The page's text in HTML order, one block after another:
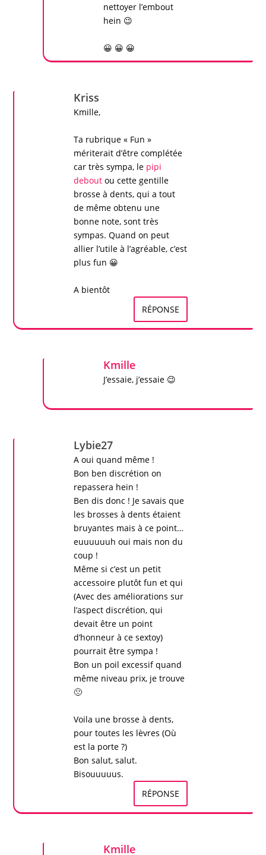
nettoyer l’embout
hein 😉
😀 😀 😀
Kriss
Kmille,
Ta rubrique « Fun »
mériterait d’être complétée
car très sympa, le pipi
debout ou cette gentille
brosse à dents, qui a tout
de même obtenu une
bonne note, sont très
sympas. Quand on peut
allier l’utile à l’agréable, c’est
plus fun 😀
A bientôt
RÉPONSE
Kmille
J’essaie, j’essaie 😉
Lybie27
A oui quand même !
Bon ben discrétion on
repassera hein !
Ben dis donc ! Je savais que
les brosses à dents étaient
bruyantes mais à ce point…
euuuuuuh oui mais non du
coup !
Même si c’est un petit
accessoire plutôt fun et qui
(Avec des améliorations sur
l’aspect discrétion, qui
devait être un point
d’honneur à cesextoy)
pourrait être sympa !
Bon un poil excessif quand
même niveau prix, je trouve
🙁
Voila une brosse à dents,
pour toutes les lèvres (Où
est la porte ?)
Bon salut, salut.
Bisouuuuus.
RÉPONSE
Kmille